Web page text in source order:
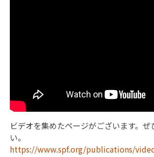
ビデオを集めたページがございます。ぜ
い。
https://www.spf.org/publications/